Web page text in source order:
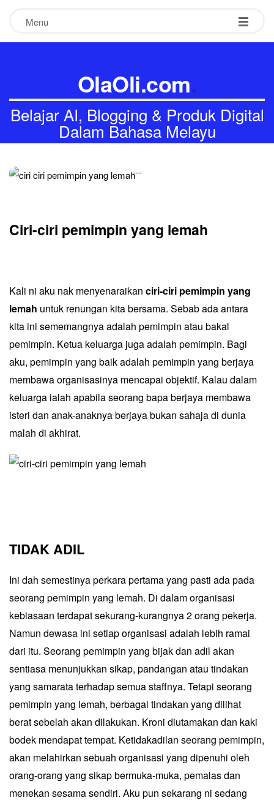
Menu
OlaOli.com.
Belajar AI, Blogging & Produk Digital
Dalam Bahasa Melayu
---
Ciri-ciri pemimpin yang lemah
Kali ni aku nak menyenaraikan ciri-ciri pemimpin yang
lemah untuk renungan kita bersama. Sebab ada antara
kita ini sememangnya adalah pemimpin atau bakal
pemimpin. Ketua keluarga juga adalah pemimpin. Bagi
aku, pemimpin yang baik adalah pemimpin yang berjaya
membawa organisasinya mencapai objektif. Kalau dalam
keluarga ialah apabila seorang bapa berjaya membawa
isteri dan anak-anaknya berjaya bukan sahaja di dunia
malah di akhirat.
TIDAK ADIL
Ini dah semestinya perkara pertama yang pasti ada pada
seorang pemimpin yang lemah. Di dalam organisasi
kebiasaan terdapat sekurang-kurangnya 2 orang pekerja.
Namun dewasa ini setiap organisasi adalah lebih ramai
dari itu. Seorang pemimpin yang bijak dan adil akan
sentiasa menunjukkan sikap, pandangan atau tindakan
yang samarata terhadap semua staffnya. Tetapi seorang
pemimpin yang lemah, berbagai tindakan yang dilihat
berat sebelah akan dilakukan. Kroni diutamakan dan kaki
bodek mendapat tempat. Ketidakadilan seorang pemimpin,
akan melahirkan sebuah organisasi yang dipenuhi oleh
orang-orang yang sikap bermuka-muka, pemalas dan
menekan sesama sendiri. Aku pun sekarang ni sedang